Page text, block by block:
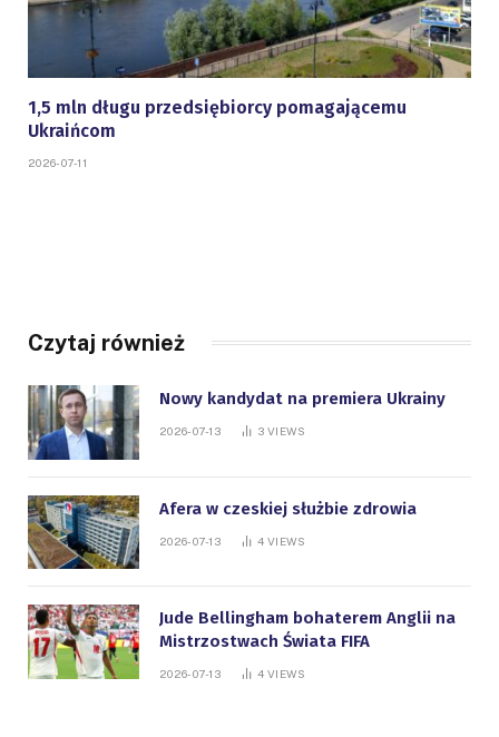
1,5 mln długu przedsiębiorcy pomagającemu
Ukraińcom
2026-07-11
Czytaj również
Nowy kandydat na premiera Ukrainy
2026-07-13 3 VIEWS
Afera w czeskiej służbie zdrowia
2026-07-13 4 VIEWS
Jude Bellingham bohaterem Anglii na
Mistrzostwach Świata FIFA
2026-07-13 4 VIEWS